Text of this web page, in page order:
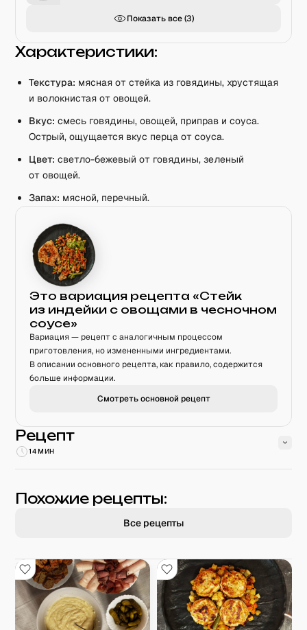
Характеристики:
Текстура: мясная от стейка из говядины, хрустящая
и волокнистая от овощей.
Вкус: смесь говядины, овощей, приправ и соуса.
Острый, ощущается вкус перца от соуса.
Цвет: светло-бежевый от говядины, зеленый
от овощей.
Запах: мясной, перечный.
Это вариация рецепта «Стейк
из индейки с овощами в чесночном
соусе»
Вариация — рецепт с аналогичным процессом
приготовления, но измененными ингредиентами.
В описании основного рецепта, как правило, содержится
больше информации.
Смотреть основной рецепт
Рецепт
14 МИН
Показать все (3)
Похожие рецепты:
Все рецепты